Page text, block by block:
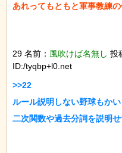
あれってもともと軍事教練
29 名前： 風吹けば名無し 投
ID:/tyqbp+l0.net
>>22
ルール説明しない野球もかい
二次関数や過去分詞を説明